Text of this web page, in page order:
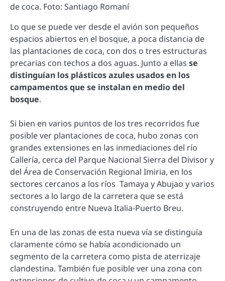
de coca. Foto: Santiago Romaní
Lo que se puede ver desde el avión son pequeños
espacios abiertos en el bosque, a poca distancia de
las plantaciones de coca, con dos o tres estructuras
precarias con techos a dos aguas. Junto a ellas se
distinguían los plásticos azules usados en los
campamentos que se instalan en medio del
bosque.
Si bien en varios puntos de los tres recorridos fue
posible ver plantaciones de coca, hubo zonas con
grandes extensiones en las inmediaciones del río
Callería, cerca del Parque Nacional Sierra del Divisor y
del Área de Conservación Regional Imiria, en los
sectores cercanos a los ríos Tamaya y Abujao y varios
sectores a lo largo de la carretera que se está
construyendo entre Nueva Italia-Puerto Breu.
En una de las zonas de esta nueva vía se distinguía
claramente cómo se había acondicionado un
segmento de la carretera como pista de aterrizaje
clandestina. También fue posible ver una zona con